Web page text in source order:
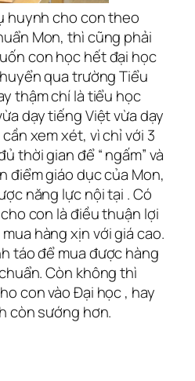
huynh cho con theo
Mon, thì cũng phải
con học hết đại học
qua trường Tiểu
thậm chí là tiểu học
dạy tiếng Việt vừa dạy
xem xét, vì chỉ với 3
thời gian để “ ngấm” và
điểm giáo dục của Mon,
năng lực nội tại . Có
con là điều thuận lợi
hàng xịn với giá cao.
táo để mua được hàng
Còn không thì
con vào Đại học , hay
còn sướng hơn.